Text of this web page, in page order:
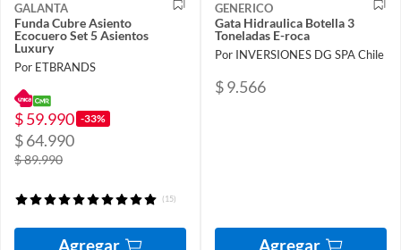
GALANTA
Funda Cubre Asiento
Ecocuero Set 5 Asientos
Luxury
Por ETBRANDS
$ 59.990 -33%
$ 64.990
$ 89.990
(15)
Agregar
GENERICO
Gata Hidraulica Botella 3
Toneladas E-roca
Por INVERSIONES DG SPA Chile
$ 9.566
Agregar